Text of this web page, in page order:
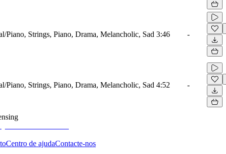
Piano, Strings, Piano, Drama, Melancholic, Sad 3:46 -
Piano, Strings, Piano, Drama, Melancholic, Sad 4:52 -
Centro de ajudaContacte-nos